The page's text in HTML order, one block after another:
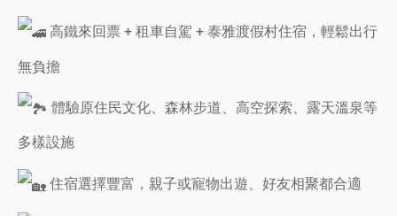
高鐵來回票 + 租車自駕 + 泰雅渡假村住宿，輕鬆出行
無負擔
體驗原住民文化、森林步道、高空探索、露天溫泉等
多樣設施
住宿選擇豐富，親子或寵物出遊、好友相聚都合適